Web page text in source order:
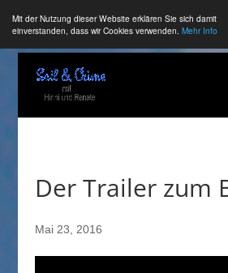
Mit der Nutzung dieser Website erklären Sie sich damit
einverstanden, dass wir Cookies verwenden. Mehr Info
Der Trailer zum
Mai 23, 2016